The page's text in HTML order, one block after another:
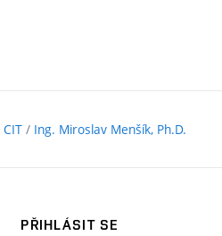
CIT / Ing. Miroslav Menšík, Ph.D.
PŘIHLÁSIT SE